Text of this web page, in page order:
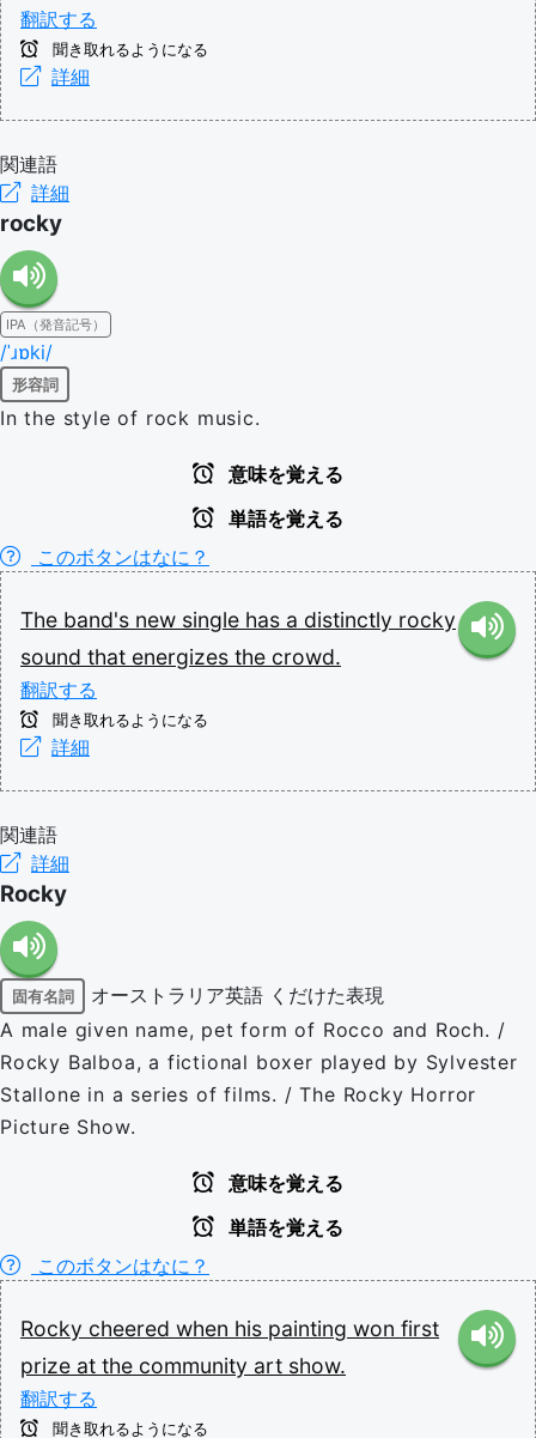
翻訳する
聞き取れるようになる
詳細
関連語
詳細
rocky
IPA（発音記号）
/ˈɹɒki/
形容詞
In the style of rock music.
意味を覚える
単語を覚える
このボタンはなに？
The band's new single has a distinctly rocky
sound that energizes the crowd.
翻訳する
聞き取れるようになる
詳細
関連語
詳細
Rocky
固有名詞 オーストラリア英語 くだけた表現
A male given name, pet form of Rocco and Roch. /
Rocky Balboa, a fictional boxer played by Sylvester
Stallone in a series of films. / The Rocky Horror
Picture Show.
意味を覚える
単語を覚える
このボタンはなに？
Rocky cheered when his painting won first
prize at the community art show.
翻訳する
聞き取れるようになる